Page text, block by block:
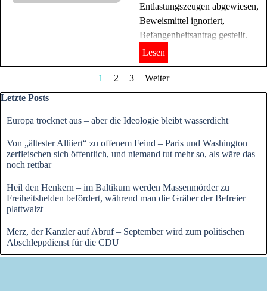
Entlastungszeugen abgewiesen,
Beweismittel ignoriert,
Befangenheitsantrag gestellt.
Lesen
Aktuelle Seite:
1 Gehen Sie zu Seite:
2 Gehen Sie zu Seite:
3
Weiter
Block überspringen Letzte Posts
Letzte Posts
Europa trocknet aus – aber die Ideologie bleibt wasserdicht
Von „ältester Alliiert“ zu offenem Feind – Paris und Washington
zerfleischen sich öffentlich, und niemand tut mehr so, als wäre das
noch rettbar
Heil den Henkern – im Baltikum werden Massenmörder zu
Freiheitshelden befördert, während man die Gräber der Befreier
plattwalzt
Merz, der Kanzler auf Abruf – September wird zum politischen
Abschleppdienst für die CDU